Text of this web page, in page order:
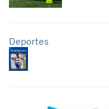
Deportes